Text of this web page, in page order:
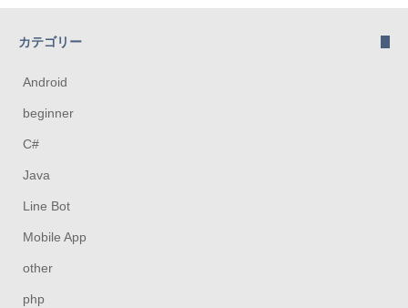
カテゴリー
Android
beginner
C#
Java
Line Bot
Mobile App
other
php